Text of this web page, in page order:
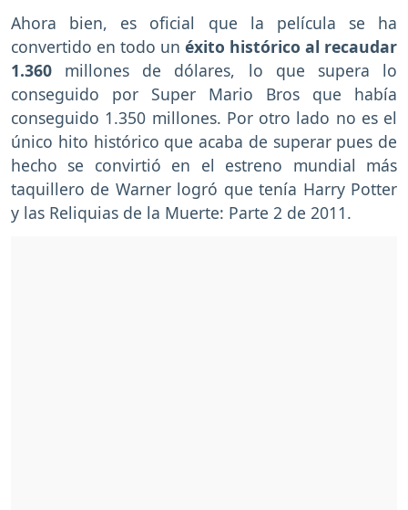
Ahora bien, es oficial que la película se ha
convertido en todo un éxito histórico al recaudar
1.360 millones de dólares, lo que supera lo
conseguido por Super Mario Bros que había
conseguido 1.350 millones. Por otro lado no es el
único hito histórico que acaba de superar pues de
hecho se convirtió en el estreno mundial más
taquillero de Warner logró que tenía Harry Potter
y las Reliquias de la Muerte: Parte 2 de 2011.